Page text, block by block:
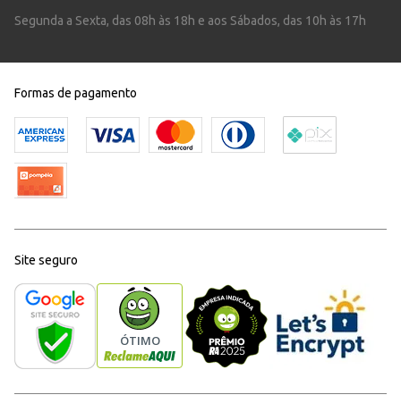
Segunda a Sexta, das 08h às 18h e aos Sábados, das 10h às 17h
Formas de pagamento
Site seguro